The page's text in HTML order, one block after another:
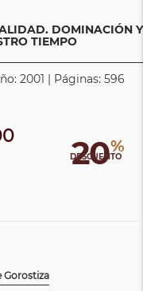
DOMINACIÓN Y
TIEMPO
2001 | Páginas: 596
20%
DESCUENTO
Gorostiza